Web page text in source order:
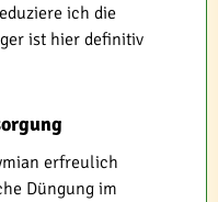
ich die
ist hier definitiv
erfreulich
Düngung im